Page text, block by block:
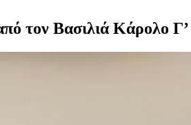
τον Βασιλιά Κάρολο Γ’